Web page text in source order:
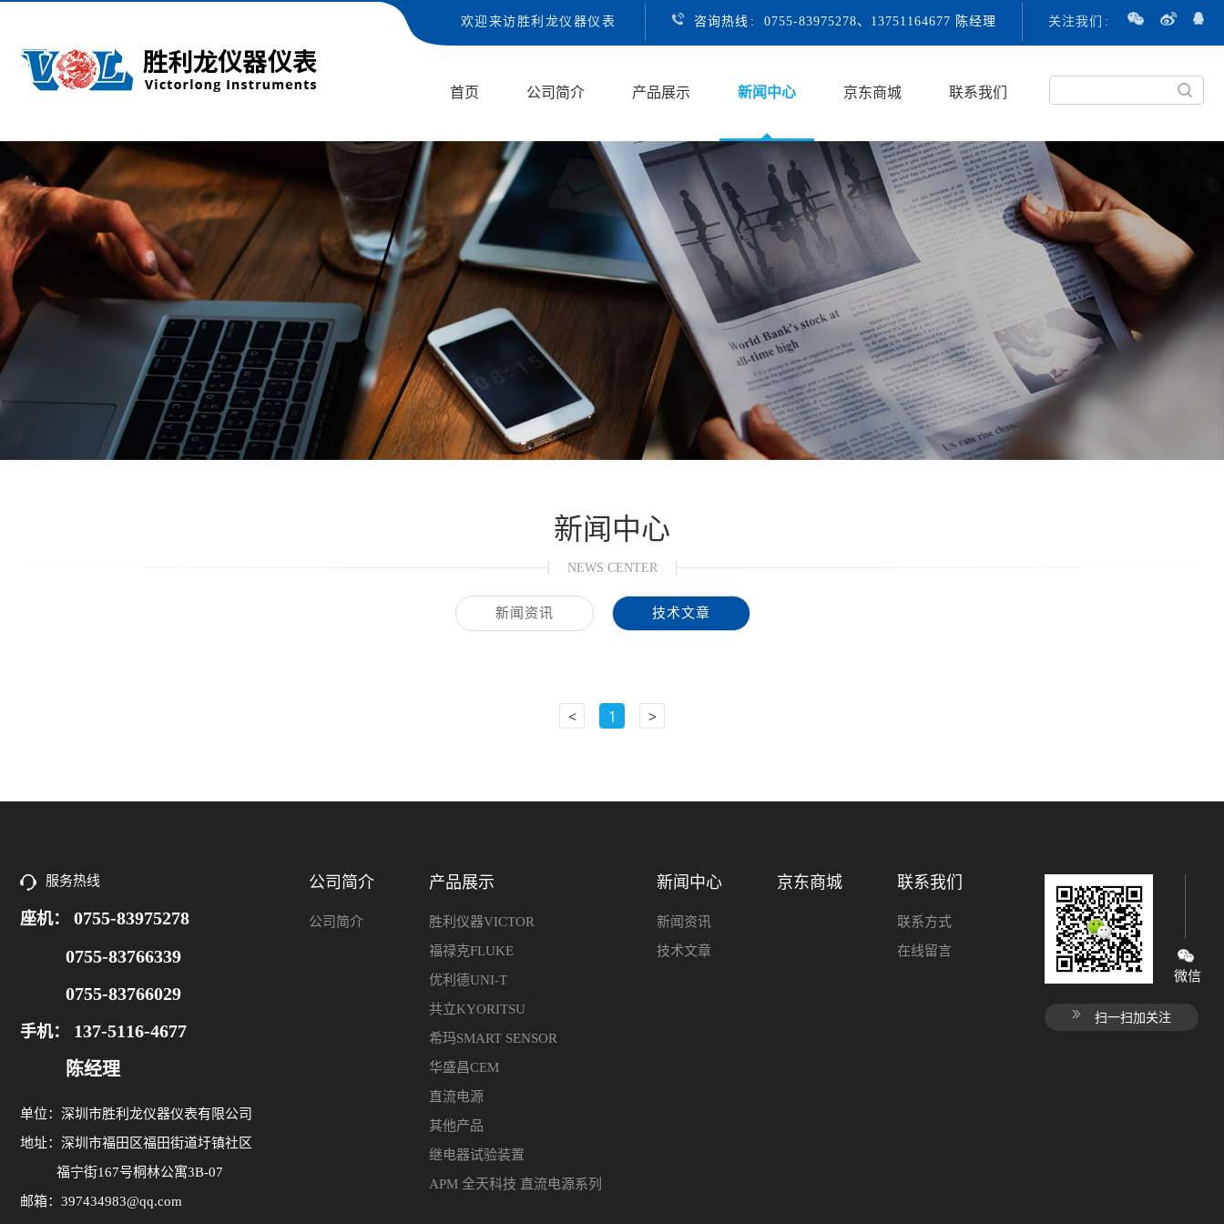
欢迎来访胜利龙仪器仪表 咨询热线 : 0755-83975278、13751164677 陈经理 关注我们 :
首页 公司简介 产品展示 新闻中心 京东商城 联系我们
新闻中心
NEWS CENTER
新闻资讯 技术文章
< 1 >
服务热线
座机：
0755-83975278
0755-83766339
0755-83766029
手机：
137-5116-4677
陈经理
单位：深圳市胜利龙仪器仪表有限公司
地址：深圳市福田区福田街道圩镇社区
福宁街167号桐林公寓3B-07
邮箱：397434983@qq.com
公司简介
公司简介
产品展示
胜利仪器VICTOR
福禄克FLUKE
优利德UNI-T
共立KYORITSU
希玛SMART SENSOR
华盛昌CEM
直流电源
其他产品
继电器试验装置
APM 全天科技 直流电源系列
新闻中心
新闻资讯
技术文章
京东商城 联系我们
联系方式
在线留言
微信
扫一扫加关注